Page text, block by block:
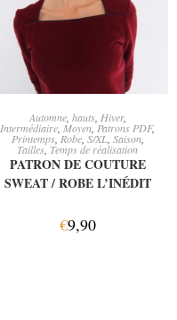
CHOIX DES OPTIONS
Automne, hauts, Hiver,
Intermédiaire Moyen ,Patrons PDF,
Printemps,Robe, S/XL, Saison,
Tailles, Temps de réalisation
PATRON DE COUTURE
SWEAT / ROBE L’INÉDIT
€9,90